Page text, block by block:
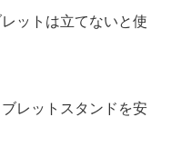
ットは立てないと使
レットスタンドを安